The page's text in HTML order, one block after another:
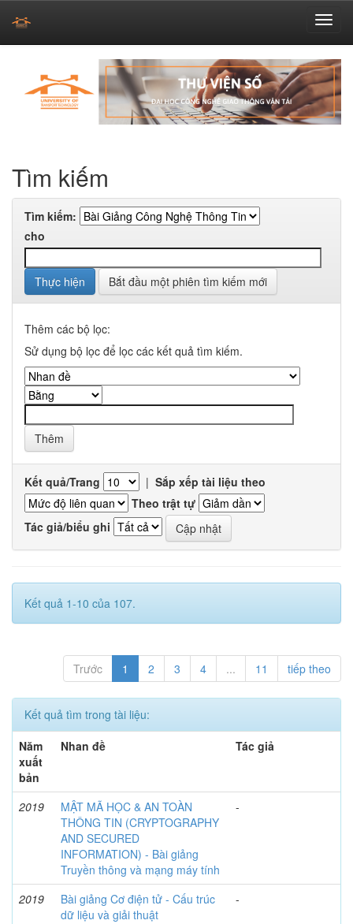
navigation
Tìm kiếm
Tìm kiếm:
cho
Bắt đầu một phiên tìm kiếm mới
Thêm các bộ lọc:
Sử dụng bộ lọc để lọc các kết quả tìm kiếm.
Kết quả/Trang | Sắp xếp tài liệu theo
Theo trật tự
Tác giả/biểu ghi
Kết quả 1-10 của 107.
Trước 1 2 3 4 ... 11 tiếp theo
Kết quả tìm trong tài liệu:
Năm
xuất
bản
Nhan đề Tác giả
2019
MẬT MÃ HỌC & AN TOÀN
THÔNG TIN (CRYPTOGRAPHY
AND SECURED
INFORMATION) - Bài giảng
Truyền thông và mạng máy tính
-
2019
Bài giảng Cơ điện tử - Cấu trúc
dữ liệu và giải thuật
-